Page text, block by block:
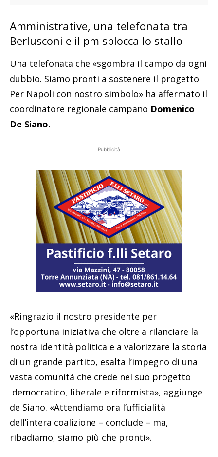
Amministrative, una telefonata tra
Berlusconi e il pm sblocca lo stallo
Una telefonata che «sgombra il campo da ogni
dubbio. Siamo pronti a sostenere il progetto
Per Napoli con nostro simbolo» ha affermato il
coordinatore regionale campano Domenico
De Siano.
Pubblicità
«Ringrazio il nostro presidente per
l’opportuna iniziativa che oltre a rilanciare la
nostra identità politica e a valorizzare la storia
di un grande partito, esalta l’impegno di una
vasta comunità che crede nel suo progetto
democratico, liberale e riformista», aggiunge
de Siano. «Attendiamo ora l’ufficialità
dell’intera coalizione – conclude – ma,
ribadiamo, siamo più che pronti».